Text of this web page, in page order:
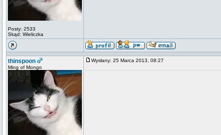
Posty: 2533
Skąd: Wieliczka
thinspoon
Ming of Mongo
Wysłany: 25 Marca 2013, 08:27